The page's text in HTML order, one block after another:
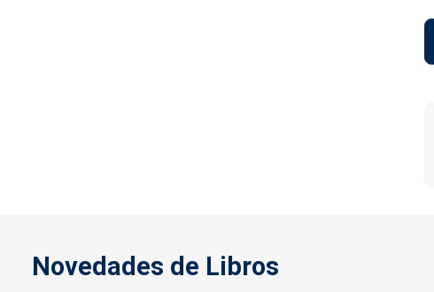
Novedades de Libros